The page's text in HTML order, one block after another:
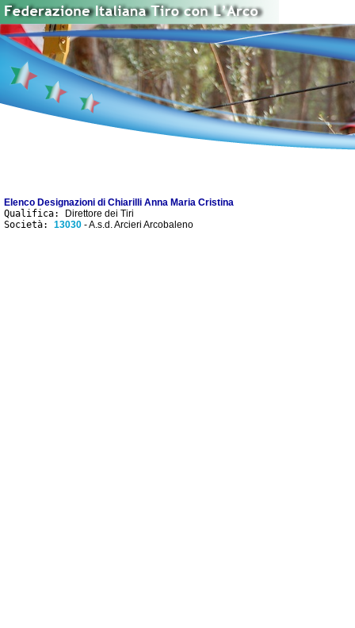
Elenco Designazioni di Chiarilli Anna Maria Cristina
Qualifica:
Direttore dei Tiri
Società: 13030 - A.s.d. Arcieri Arcobaleno